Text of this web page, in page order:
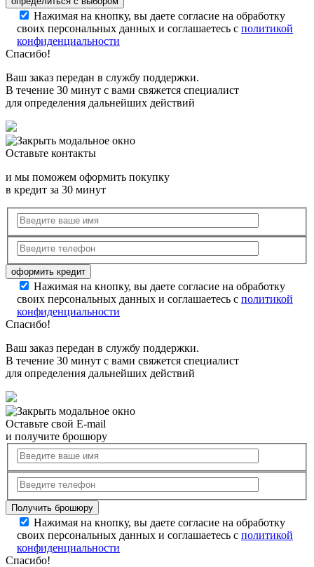
Нажимая на кнопку, вы даете согласие на обработку
своих персональных данных и соглашаетесь с политикой
конфиденциальности
Спасибо!
Ваш заказ передан в службу поддержки.
В течение 30 минут с вами свяжется специалист
для определения дальнейших действий
Оставьте контакты
и мы поможем оформить покупку
в кредит за 30 минут
Нажимая на кнопку, вы даете согласие на обработку
своих персональных данных и соглашаетесь с политикой
конфиденциальности
Спасибо!
Ваш заказ передан в службу поддержки.
В течение 30 минут с вами свяжется специалист
для определения дальнейших действий
Оставьте свой E-mail
и получите брошюру
Нажимая на кнопку, вы даете согласие на обработку
своих персональных данных и соглашаетесь с политикой
конфиденциальности
Спасибо!